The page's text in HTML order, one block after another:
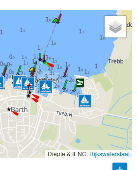
Diepte & IENC: Rijkswaterstaat